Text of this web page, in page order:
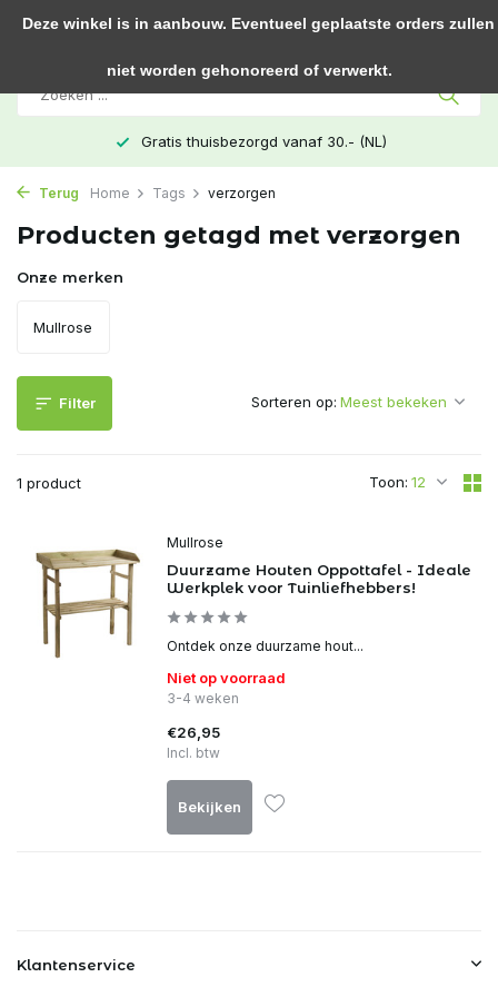
Gratis thuisbezorgd vanaf 30.- (NL)
Terug Home Tags verzorgen
Producten getagd met verzorgen
Onze merken
Mullrose
Filter
1 product Toon:
Sorteren op:
Mullrose
Duurzame Houten Oppottafel - Ideale
Werkplek voor Tuinliefhebbers!
Ontdek onze duurzame hout...
Niet op voorraad
3-4 weken
€26,95
Incl. btw
Bekijken
Klantenservice
Deze winkel is in aanbouw. Eventueel geplaatste orders zullen
niet worden gehonoreerd of verwerkt.